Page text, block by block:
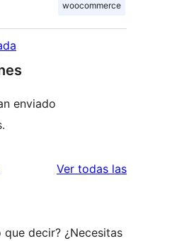
woocommerce
enviado
Ver todas las
que decir? ¿Necesitas